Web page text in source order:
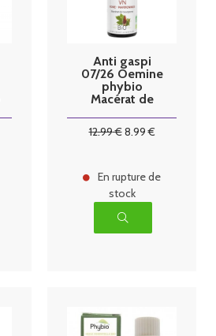
Anti gaspi
07/26 Oemine
phybio
Macérat de
12.99€8.99€
En rupture de
stock